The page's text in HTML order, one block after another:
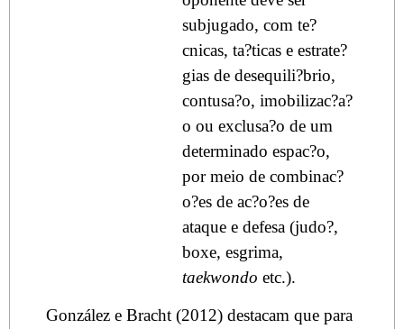
subjugado, com te?
cnicas, ta?ticas e estrate?
gias de desequili?brio,
contusa?o, imobilizac?a?
o ou exclusa?o de um
determinado espac?o,
por meio de combinac?
o?es de ac?o?es de
ataque e defesa (judo?,
boxe, esgrima,
taekwondo etc.).
González e Bracht (2012) destacam que para